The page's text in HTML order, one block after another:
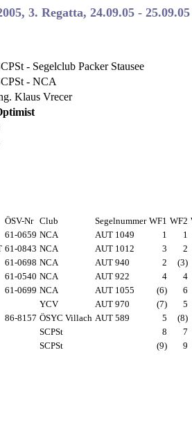
3. Regatta, 24.09.05 - 25.09.05
- Segelclub Packer Stausee
- NCA
Klaus Vrecer
ÖSV-Nr Club Segelnummer WF1 WF2
61-0659 NCA AUT 1049 1
1
61-0843 NCA AUT 1012 3
2
61-0698 NCA AUT 940 2
(3)
61-0540 NCA AUT 922 4
4
61-0699 NCA AUT 1055 (6)
6
YCV AUT 970 (7)
5
86-8157 ÖSYC Villach AUT 589 5
(8)
SCPSt 8
7
SCPSt (9) 9